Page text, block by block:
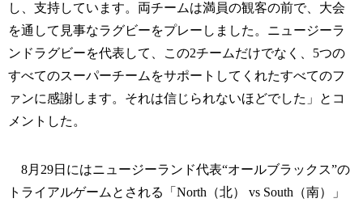
し、支持しています。両チームは満員の観客の前で、大会
を通して見事なラグビーをプレーしました。ニュージーラ
ンドラグビーを代表して、この2チームだけでなく、5つの
すべてのスーパーチームをサポートしてくれたすべてのフ
ァンに感謝します。それは信じられないほどでした」とコ
メントした。
8月29日にはニュージーランド代表“オールブラックス”の
トライアルゲームとされる「North（北） vs South（南）」